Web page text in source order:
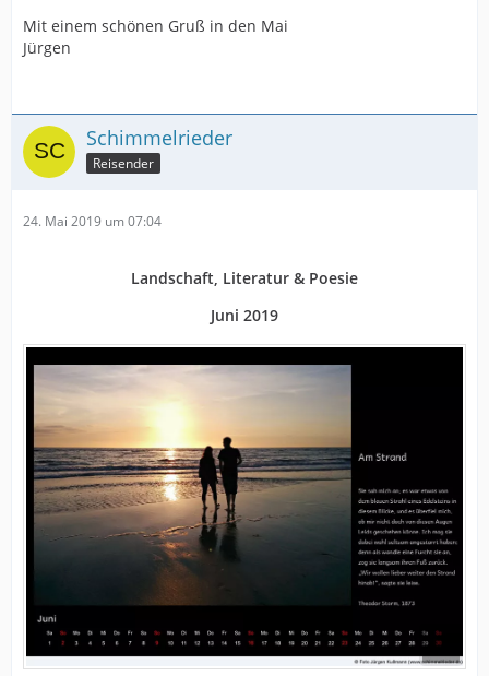
Mit einem schönen Gruß in den Mai
Jürgen
Schimmelrieder
Reisender
24. Mai 2019 um 07:04
Landschaft, Literatur & Poesie
Juni 2019